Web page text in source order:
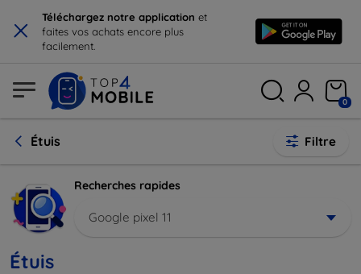
× Téléchargez notre application et
faites vos achats encore plus
facilement.
0
Étuis Filtre
Recherches rapides
Google pixel 11
Étuis